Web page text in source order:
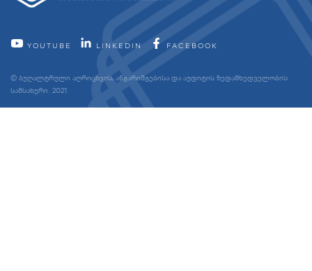
YOUTUBE LINKEDIN FACEBOOK
© ბუღალტრული აღრიცხვის, ანგარიშგებისა და აუდიტის ზედამხედველობის
სამსახური. 2021